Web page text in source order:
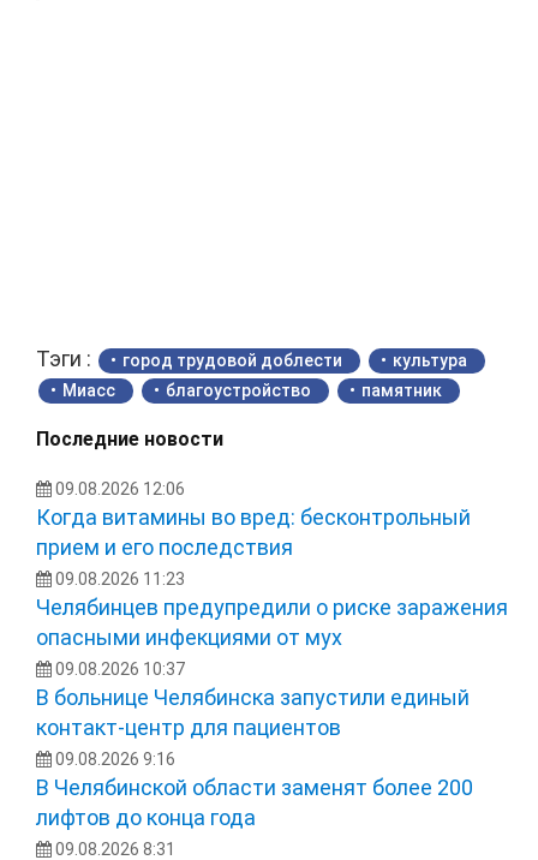
Тэги : город трудовой доблести
культура
Миасс
благоустройство памятник
Последние новости
09.08.2026 12:06
Когда витамины во вред: бесконтрольный
прием и его последствия
09.08.2026 11:23
Челябинцев предупредили о риске заражения
опасными инфекциями от мух
09.08.2026 10:37
В больнице Челябинска запустили единый
контакт-центр для пациентов
09.08.2026 9:16
В Челябинской области заменят более 200
лифтов до конца года
09.08.2026 8:31